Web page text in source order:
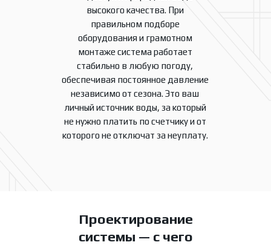
высокого качества. При
правильном подборе
оборудования и грамотном
монтаже система работает
стабильно в любую погоду,
обеспечивая постоянное давление
независимо от сезона. Это ваш
личный источник воды, за который
не нужно платить по счетчику и от
которого не отключат за неуплату.
Проектирование
системы — с чего